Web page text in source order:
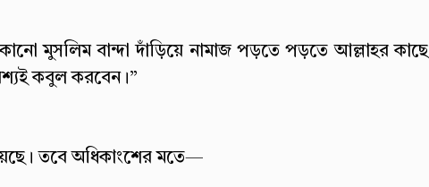
মুসলিম বান্দা দাঁড়িয়ে নামাজ পড়তে পড়তে আল্লাহর কাছে
কবুল করবেন।”
তবে অধিকাংশের মতে—